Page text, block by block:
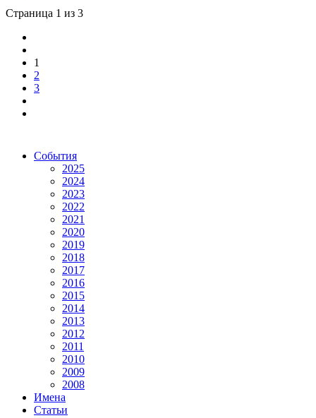
Страница 1 из 3
1
2
3
События
2025
2024
2023
2022
2021
2020
2019
2018
2017
2016
2015
2014
2013
2012
2011
2010
2009
2008
Имена
Статьи